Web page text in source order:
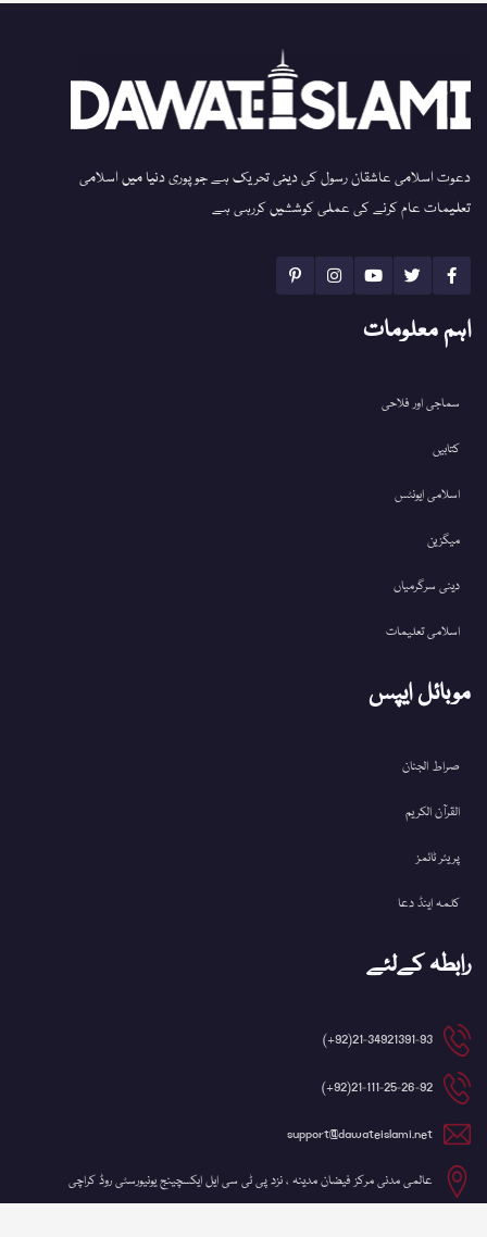
دعوت اسلامی عاشقان رسول کی دینی تحریک ہے جو پوری دنیا میں اسلامی
تعلیمات عام کرنے کی عملی کوششیں کررہی ہے
اہم معلومات
سماجی اور فلاحی
کتابیں
اسلامی ایونٹس
میگزین
دینی سرگرمیاں
اسلامی تعلیمات
موبائل ایپس
صراط الجنان
القرآن الکریم
پریئر ٹائمز
کلمہ اینڈ دعا
رابطہ کےلئے
21-34921391-93(92+)
21-111-25-26-92(92+)
support@dawateislami.net
عالمی مدنی مرکز فیضان مدینہ ، نزد پی ٹی سی ایل ایکسچینج یونیورسٹی روڈ کراچی